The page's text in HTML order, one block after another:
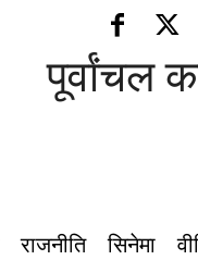
पूर्वांचल
राजनीति सिनेमा